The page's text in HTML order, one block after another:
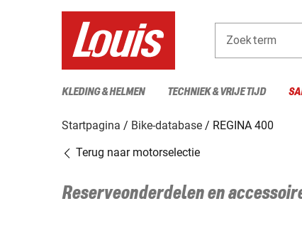
Zoekterm
KLEDING & HELMEN TECHNIEK & VRIJE TIJD
Startpagina Bike-database
REGINA 400
Terug naar motorselectie
Reserveonderdelen en